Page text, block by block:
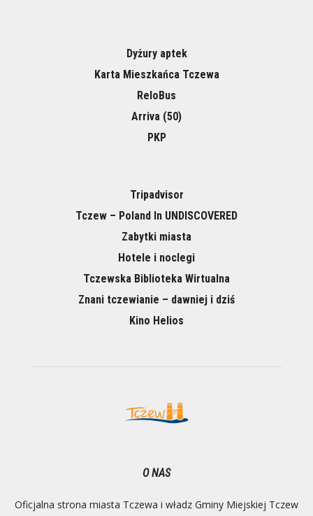
Dyżury aptek
Karta Mieszkańca Tczewa
ReloBus
Arriva (50)
PKP
Tripadvisor
Tczew – Poland In UNDISCOVERED
Zabytki miasta
Hotele i noclegi
Tczewska Biblioteka Wirtualna
Znani tczewianie – dawniej i dziś
Kino Helios
O NAS
Oficjalna strona miasta Tczewa i władz Gminy Miejskiej Tczew